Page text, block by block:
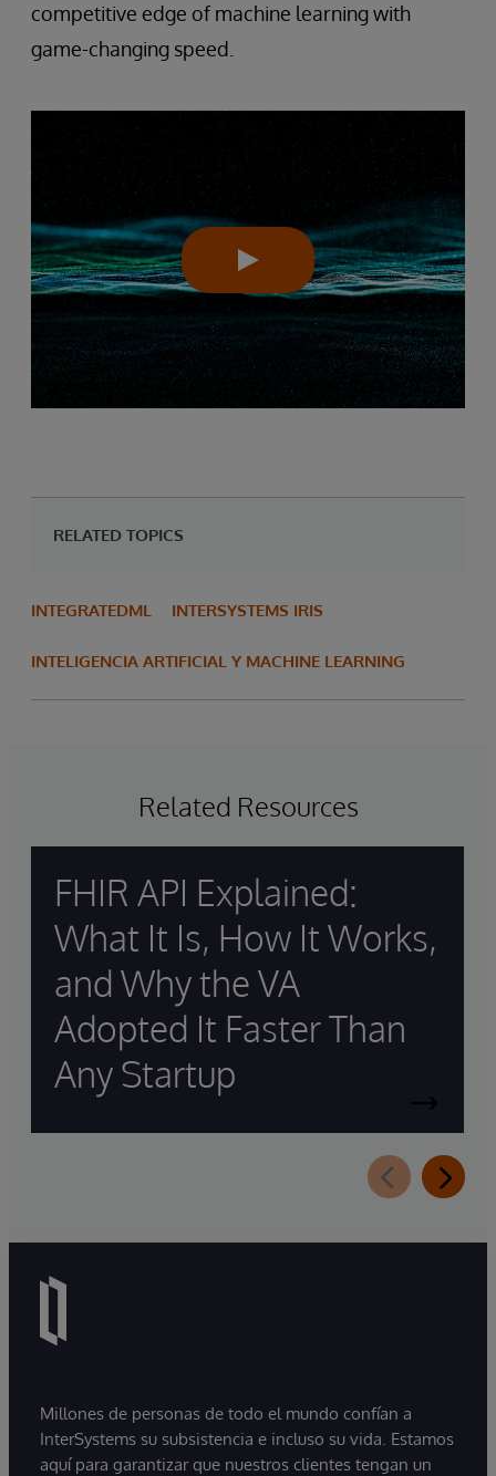
competitive edge of machine learning with
game-changing speed.
RELATED TOPICS
INTEGRATEDML INTERSYSTEMS IRIS
INTELIGENCIA ARTIFICIAL Y MACHINE LEARNING
Related Resources
FHIR API Explained:
What It Is, How It Works,
and Why the VA
Adopted It Faster Than
Any Startup
Millones de personas de todo el mundo confían a
InterSystems su subsistencia e incluso su vida. Estamos
aquí para garantizar que nuestros clientes tengan un